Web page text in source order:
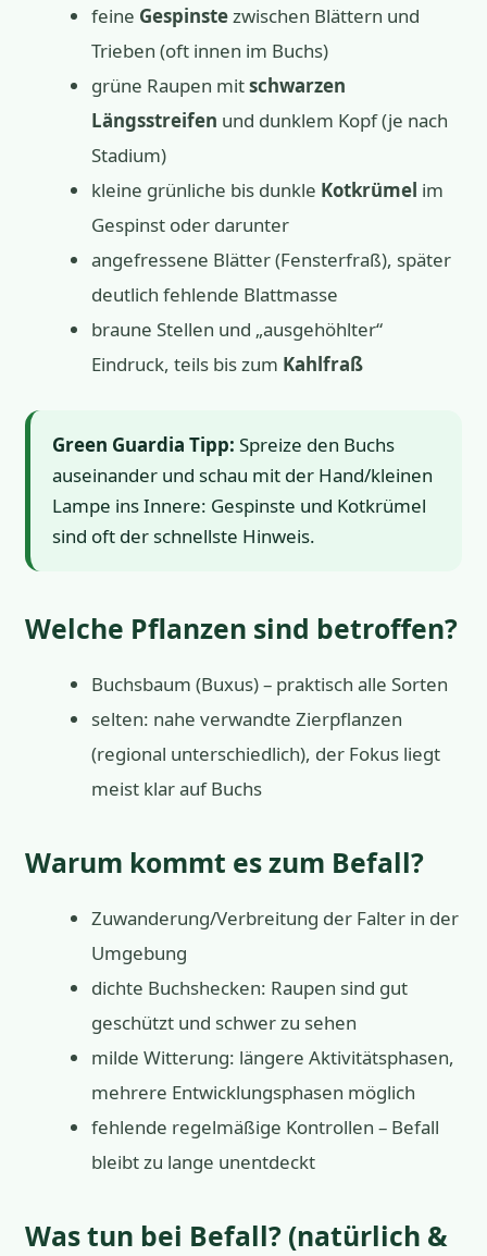
feine Gespinstezwischen Blättern und
Trieben (oft innen im Buchs)
grüne Raupen mitschwarzen
Längsstreifen und dunklem Kopf (je nach
Stadium)
kleine grünliche bis dunkle Kotkrümel im
Gespinst oder darunter
angefressene Blätter (Fensterfraß), später
deutlich fehlende Blattmasse
braune Stellen und „ausgehöhlter“
Eindruck, teils bis zum Kahlfraß
Green Guardia Tipp: Spreize den Buchs
auseinander und schau mit der Hand/kleinen
Lampe ins Innere: Gespinste und Kotkrümel
sind oft der schnellste Hinweis.
Welche Pflanzen sind betroffen?
Buchsbaum (Buxus) – praktisch alle Sorten
selten: nahe verwandte Zierpflanzen
(regional unterschiedlich), der Fokus liegt
meist klar auf Buchs
Warum kommt es zum Befall?
Zuwanderung/Verbreitung der Falter in der
Umgebung
dichte Buchshecken: Raupen sind gut
geschützt und schwer zu sehen
milde Witterung: längere Aktivitätsphasen,
mehrere Entwicklungsphasen möglich
fehlende regelmäßige Kontrollen – Befall
bleibt zu lange unentdeckt
Was tun bei Befall? (natürlich &